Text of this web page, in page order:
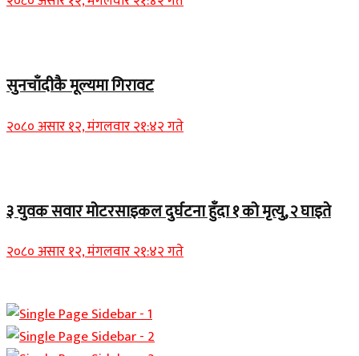
सुनचाँदीकै मूल्यमा गिरावट
२०८० असार १२, मंगलवार २१:४२ गते
३ युवक सवार मोटरसाइकल दुर्घटना हुँदा १ को मृत्यु, २ घाइते
२०८० असार १२, मंगलवार २१:४२ गते